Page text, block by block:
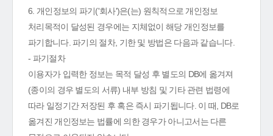
6. 개인정보의 파기('회사')은(는) 원칙적으로 개인정보
처리목적이 달성된 경우에는 지체없이 해당 개인정보를
파기합니다. 파기의 절차, 기한 및 방법은 다음과 같습니다.
- 파기절차
이용자가 입력한 정보는 목적 달성 후 별도의 DB에 옮겨져
(종이의 경우 별도의 서류) 내부 방침 및 기타 관련 법령에
따라 일정기간 저장된 후 혹은 즉시 파기됩니다. 이 때, DB로
옮겨진 개인정보는 법률에 의한 경우가 아니고서는 다른